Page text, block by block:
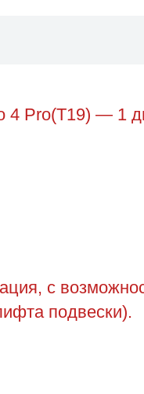
4 Pro(T19) — 1
с
подвески).